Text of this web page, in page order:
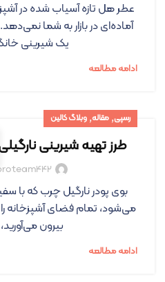
عطر هل تازه آسیاب شده در
آماده‌ای در بازار به شما
یک شیرینی
ادامه مطالعه
رسپی, مقاله, وبلاگ کالین
طرز تهیه شیرینی
بوی پودر نارگیل چرب که با
می‌شود، تمام فضای آشپزخانه
بیرون
ادامه مطالعه